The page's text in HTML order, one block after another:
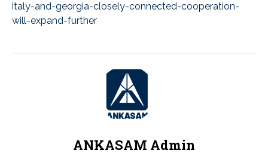
italy-and-georgia-closely-connected-cooperation-
will-expand-further
ANKASAM Admin